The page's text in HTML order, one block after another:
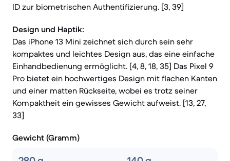
ID zur biometrischen Authentifizierung. [3, 39]
Design und Haptik:
Das iPhone 13 Mini zeichnet sich durch sein sehr
kompaktes und leichtes Design aus, das eine einfache
Einhandbedienung ermöglicht. [4, 8, 18, 35] Das Pixel 9
Pro bietet ein hochwertiges Design mit flachen Kanten
und einer matten Rückseite, wobei es trotz seiner
Kompaktheit ein gewisses Gewicht aufweist. [13, 27,
33]
Gewicht (Gramm)